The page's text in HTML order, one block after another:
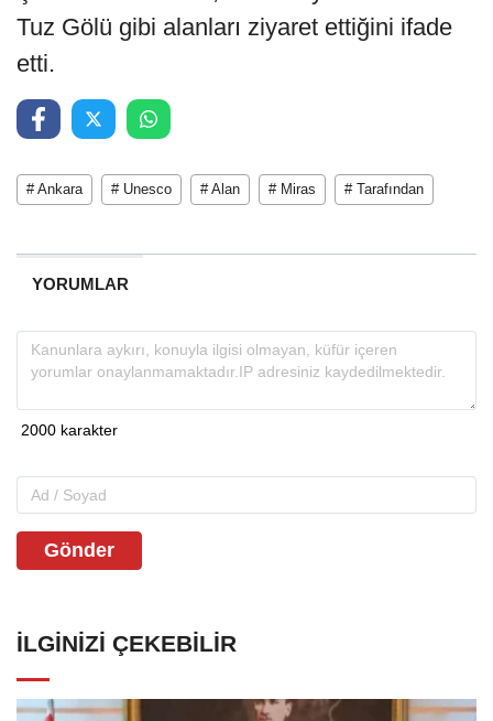
Tuz Gölü gibi alanları ziyaret ettiğini ifade
etti.
# Ankara # Unesco # Alan # Miras # Tarafından
YORUMLAR
Gönder
İLGINIZI ÇEKEBILIR